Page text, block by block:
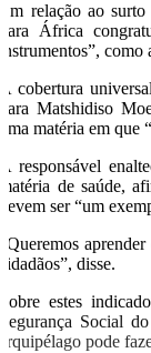
Em relação ao
para África
instrumentos”, como
A cobertura
para Matshidiso
uma matéria em que
A responsável
matéria de saúde,
devem ser “um
“Queremos
cidadãos”, disse.
Sobre estes
Segurança Social
arquipélago pode